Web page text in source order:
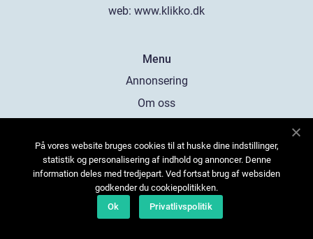
web: www.klikko.dk
Menu
Annonsering
Om oss
Kontakta oss
Sitemap
På vores website bruges cookies til at huske dine indstillinger,
statistik og personalisering af indhold og annoncer. Denne
information deles med tredjepart. Ved fortsat brug af websiden
godkender du cookiepolitikken.
Ok
Privatlivspolitik